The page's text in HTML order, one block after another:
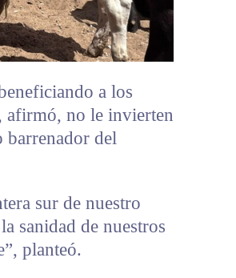
a los
afirmó, no le invierten
barrenador del
sur de nuestro
sanidad de nuestros
planteó.